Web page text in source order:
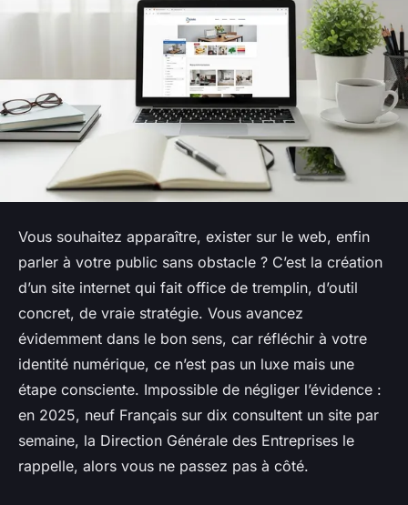
Vous souhaitez apparaître, exister sur le web, enfin
parler à votre public sans obstacle ? C’est la création
d’un site internet qui fait office de tremplin, d’outil
concret, de vraie stratégie. Vous avancez
évidemment dans le bon sens, car réfléchir à votre
identité numérique, ce n’est pas un luxe mais une
étape consciente. Impossible de négliger l’évidence :
en 2025, neuf Français sur dix consultent un site par
semaine, la Direction Générale des Entreprises le
rappelle, alors vous ne passez pas à côté.